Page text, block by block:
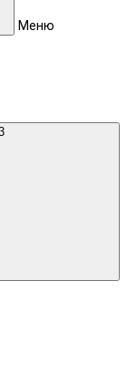
Меню
+7 (4012) 400-823